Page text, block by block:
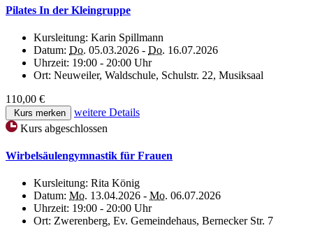
Pilates In der Kleingruppe
Kursleitung: Karin Spillmann
Datum: Do. 05.03.2026 - Do. 16.07.2026
Uhrzeit: 19:00 - 20:00 Uhr
Ort: Neuweiler, Waldschule, Schulstr. 22, Musiksaal
110,00 €
Kurs merken
weitere Details
Kurs abgeschlossen
Wirbelsäulengymnastik für Frauen
Kursleitung: Rita König
Datum: Mo. 13.04.2026 - Mo. 06.07.2026
Uhrzeit: 19:00 - 20:00 Uhr
Ort: Zwerenberg, Ev. Gemeindehaus, Bernecker Str. 7